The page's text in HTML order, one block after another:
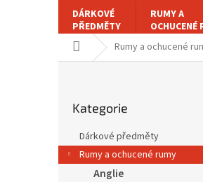
DÁRKOVÉ
PŘEDMĚTY
RUMY A
OCHUCENÉ
Domů Rumy a ochucené
a
n
kategorie
Kategorie
Dárkové předměty
Rumy a ochucené rumy
Anglie